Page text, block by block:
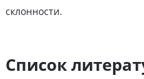
склонности.
Список